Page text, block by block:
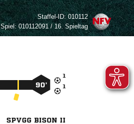
Staffel-ID:010112
Spiel:010112091 / 16. Spieltag


90’
SPVGG BISON II